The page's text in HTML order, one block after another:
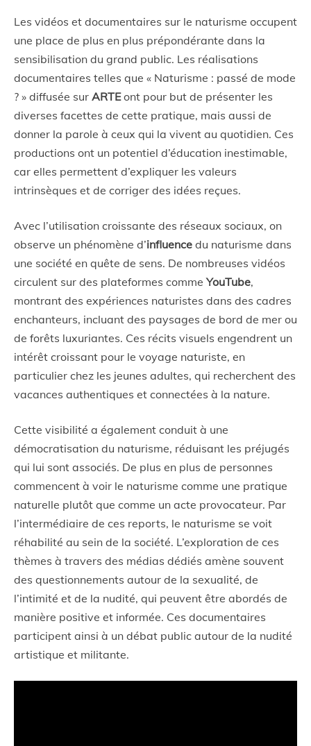
Les vidéos et documentaires sur le naturisme occupent
une place de plus en plus prépondérante dans la
sensibilisation du grand public. Les réalisations
documentaires telles que « Naturisme : passé de mode
? » diffusée sur ARTEont pour but de présenter les
diverses facettes de cette pratique, mais aussi de
donner la parole à ceux qui la vivent au quotidien. Ces
productions ont un potentiel d’éducation inestimable,
car elles permettent d’expliquer les valeurs
intrinsèques et de corriger des idées reçues.
Avec l’utilisation croissante des réseaux sociaux, on
observe un phénomène d’influence du naturisme dans
une société en quête de sens. De nombreuses vidéos
circulent sur des plateformes commeYouTube,
montrant des expériences naturistes dans des cadres
enchanteurs, incluant des paysages de bord de mer ou
de forêts luxuriantes. Ces récits visuels engendrent un
intérêt croissant pour le voyage naturiste, en
particulier chez les jeunes adultes, qui recherchent des
vacances authentiques et connectées à la nature.
Cette visibilité a également conduit à une
démocratisation du naturisme, réduisant les préjugés
qui lui sont associés. De plus en plus de personnes
commencent à voir le naturisme comme une pratique
naturelle plutôt que comme un acte provocateur. Par
l’intermédiaire de ces reports, le naturisme se voit
réhabilité au sein de la société. L’exploration de ces
thèmes à travers des médias dédiés amène souvent
des questionnements autour de la sexualité, de
l’intimité et de la nudité, qui peuvent être abordés de
manière positive et informée. Ces documentaires
participent ainsi à un débat public autour de la nudité
artistique et militante.